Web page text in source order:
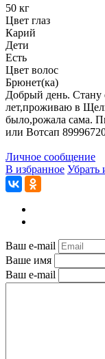
50 кг
Цвет глаз
Карий
Дети
Есть
Цвет волос
Брюнет(ка)
Добрый день.
лет,проживаю в
было,рожала сама.
или Вотсап
Личное сообщение
В избранное Убрать
Ваш e-mail
Ваше имя
Ваш e-mail